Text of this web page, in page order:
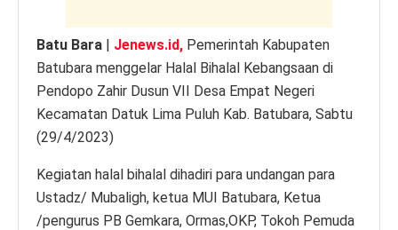
Batu Bara | Jenews.id, Pemerintah Kabupaten
Batubara menggelar Halal Bihalal Kebangsaan di
Pendopo Zahir Dusun VII Desa Empat Negeri
Kecamatan Datuk Lima Puluh Kab. Batubara, Sabtu
(29/4/2023)
Kegiatan halal bihalal dihadiri para undangan para
Ustadz/ Mubaligh, ketua MUI Batubara, Ketua
/pengurus PB Gemkara, Ormas,OKP, Tokoh Pemuda